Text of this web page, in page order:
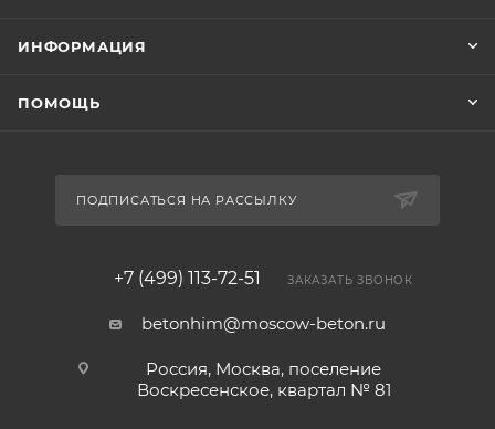
ИНФОРМАЦИЯ
ПОМОЩЬ
ПОДПИСАТЬСЯ НА РАССЫЛКУ
+7 (499) 113-72-51 ЗАКАЗАТЬ ЗВОНОК
betonhim@moscow-beton.ru
Россия, Москва, поселение
Воскресенское, квартал № 81